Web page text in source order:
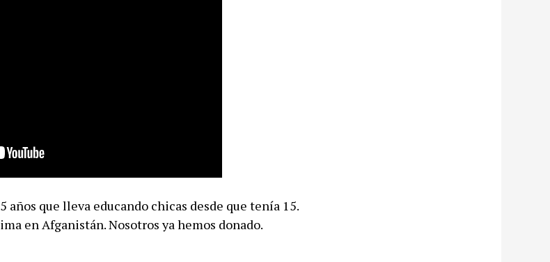
años que lleva educando chicas desde que tenía 15.
en Afganistán. Nosotros ya hemos donado.